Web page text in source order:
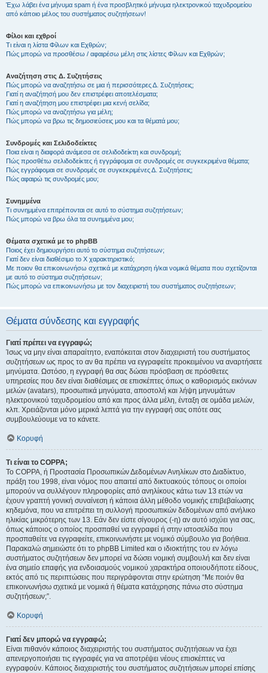
Έχω λάβει ένα μήνυμα spam ή ένα προσβλητικό μήνυμα ηλεκτρονικού ταχυδρομείου
από κάποιο μέλος του συστήματος συζητήσεων!
Φίλοι και εχθροί
Τι είναι η λίστα Φίλων και Εχθρών;
Πώς μπορώ να προσθέσω / αφαιρέσω μέλη στις λίστες Φίλων και Εχθρών;
Αναζήτηση στις Δ. Συζητήσεις
Πώς μπορώ να αναζητήσω σε μια ή περισσότερες Δ. Συζητήσεις;
Γιατί η αναζήτησή μου δεν επιστρέφει αποτελέσματα;
Γιατί η αναζήτηση μου επιστρέφει μια κενή σελίδα;
Πώς μπορώ να αναζητήσω για μέλη;
Πώς μπορώ να βρω τις δημοσιεύσεις μου και τα θέματά μου;
Συνδρομές και Σελιδοδείκτες
Ποια είναι η διαφορά ανάμεσα σε σελιδοδείκτη και συνδρομή;
Πώς προσθέτω σελιδοδείκτες ή εγγράφομαι σε συνδρομές σε συγκεκριμένα θέματα;
Πώς εγγράφομαι σε συνδρομές σε συγκεκριμένες Δ. Συζητήσεις;
Πώς αφαιρώ τις συνδρομές μου;
Συνημμένα
Τι συνημμένα επιτρέπονται σε αυτό το σύστημα συζητήσεων;
Πώς μπορώ να βρω όλα τα συνημμένα μου;
Θέματα σχετικά με το phpBB
Ποιος έχει δημιουργήσει αυτό το σύστημα συζητήσεων;
Γιατί δεν είναι διαθέσιμο το Χ χαρακτηριστικό;
Με ποιον θα επικοινωνήσω σχετικά με κατάχρηση ή/και νομικά θέματα που σχετίζονται
με αυτό το σύστημα συζητήσεων;
Πώς μπορώ να επικοινωνήσω με τον διαχειριστή του συστήματος συζητήσεων;
Θέματα σύνδεσης και εγγραφής
Γιατί πρέπει να εγγραφώ;
Ίσως να μην είναι απαραίτητο, εναπόκειται στον διαχειριστή του συστήματος
συζητήσεων ως προς το αν θα πρέπει να εγγραφείτε προκειμένου να αναρτήσετε
μηνύματα. Ωστόσο, η εγγραφή θα σας δώσει πρόσβαση σε πρόσθετες
υπηρεσίες που δεν είναι διαθέσιμες σε επισκέπτες όπως ο καθορισμός εικόνων
μελών (avatars), προσωπικά μηνύματα, αποστολή και λήψη μηνυμάτων
ηλεκτρονικού ταχυδρομείου από και προς άλλα μέλη, ένταξη σε ομάδα μελών,
κλπ. Χρειάζονται μόνο μερικά λεπτά για την εγγραφή σας οπότε σας
συμβουλεύουμε να το κάνετε.
Κορυφή
Τι είναι το COPPA;
Το COPPA, ή Προστασία Προσωπικών Δεδομένων Ανηλίκων στο Διαδίκτυο,
πράξη του 1998, είναι νόμος που απαιτεί από δικτυακούς τόπους οι οποίοι
μπορούν να συλλέγουν πληροφορίες από ανηλίκους κάτω των 13 ετών να
έχουν γραπτή γονική συναίνεση ή κάποια άλλη μέθοδο νομικής επιβεβαίωσης
κηδεμόνα, που να επιτρέπει τη συλλογή προσωπικών δεδομένων από ανήλικο
ηλικίας μικρότερης των 13. Εάν δεν είστε σίγουρος (-η) αν αυτό ισχύει για σας,
όπως κάποιος ο οποίος προσπαθεί να εγγραφεί ή στην ιστοσελίδα που
προσπαθείτε να εγγραφείτε, επικοινωνήστε με νομικό σύμβουλο για βοήθεια.
Παρακαλώ σημειώστε ότι το phpBB Limited και ο ιδιοκτήτης του εν λόγω
συστήματος συζητήσεων δεν μπορεί να δώσει νομική συμβουλή και δεν είναι
ένα σημείο επαφής για ενδοιασμούς νομικού χαρακτήρα οποιουδήποτε είδους,
εκτός από τις περιπτώσεις που περιγράφονται στην ερώτηση “Με ποιόν θα
επικοινωνήσω σχετικά με νομικά ή θέματα κατάχρησης πάνω στο σύστημα
συζητήσεων;”.
Κορυφή
Γιατί δεν μπορώ να εγγραφώ;
Είναι πιθανόν κάποιος διαχειριστής του συστήματος συζητήσεων να έχει
απενεργοποιήσει τις εγγραφές για να αποτρέψει νέους επισκέπτες να
εγγραφούν. Κάποιος διαχειριστής του συστήματος συζητήσεων μπορεί επίσης